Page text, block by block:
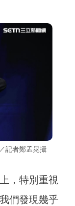
記者鄭孟晃攝
，特別重視
們發現幾乎